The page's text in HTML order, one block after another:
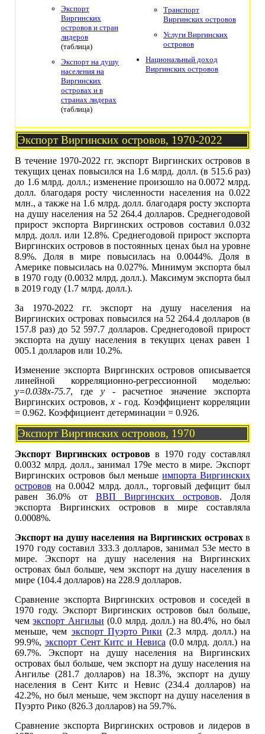
Экспорт
Виргинских
островов и стран
лидеров
(таблица)
Экспорт на душу
населения на
Виргинских
островах и в
странах лидерах
(таблица)
Транспорт
Виргинских островов
Услуги Виргинских
островов
Национальный доход
Виргинских островов
Экспорт Виргинских островов, 1970-2022
В течение 1970-2022 гг. экспорт Виргинских островов в
текущих ценах повысился на 1.6 млрд. долл. (в 515.6 раз)
до 1.6 млрд. долл.; изменение произошло на 0.0072 млрд.
долл. благодаря росту численности населения на 0.022
млн., а также на 1.6 млрд. долл. благодаря росту экспорта
на душу населения на 52 264.4 долларов. Среднегодовой
прирост экспорта Виргинских островов составил 0.032
млрд. долл. или 12.8%. Среднегодовой прирост экспорта
Виргинских островов в постоянных ценах был на уровне
8.9%. Доля в мире повысилась на 0.0044%. Доля в
Америке повысилась на 0.027%. Минимум экспорта был
в 1970 году (0.0032 млрд. долл.). Максимум экспорта был
в 2019 году (1.7 млрд. долл.).
За 1970-2022 гг. экспорт на душу населения на
Виргинских островах повысился на 52 264.4 долларов (в
157.8 раз) до 52 597.7 долларов. Среднегодовой прирост
экспорта на душу населения в текущих ценах равен 1
005.1 долларов или 10.2%.
Изменение экспорта Виргинских островов описывается
линейной корреляционно-регрессионной моделью:
y=0.038x-75.7, где y- расчетное значение экспорта
Виргинских островов, x - год. Коэффициент корреляции
= 0.962. Коэффициент детерминации = 0.926.
Экспорт Виргинских островов, 1970
Экспорт Виргинских островов в 1970 году составлял
0.0032 млрд. долл., занимал 179е место в мире. Экспорт
Виргинских островов был меньшеимпорта Виргинских
островов на 0.0042 млрд. долл., торговый дефицит был
равен 36.0% от ВВП Виргинских островов. Доля
экспорта Виргинских островов в мире составляла
0.0008%.
Экспорт на душу населения на Виргинских островахв
1970 году составил 333.3 долларов, занимал 53е место в
мире. Экспорт на душу населения на Виргинских
островах был больше, чем экспорт на душу населения в
мире (104.4 долларов) на 228.9 долларов.
Сравнение экспорта Виргинских островов и соседей в
1970 году. Экспорт Виргинских островов был больше,
чемэкспорт Ангильи (0.0 млрд. долл.) на 80.4%, но был
меньше, чем экспорт Пуэрто Рики (2.3 млрд. долл.) на
99.9%, экспорт Сент Китс и Невиса (0.0 млрд. долл.) на
69.7%. Экспорт на душу населения на Виргинских
островах был больше, чем экспорт на душу населения на
Ангилье (281.7 долларов) на 18.3%, экспорт на душу
населения в Сент Китс и Невис (234.4 долларов) на
42.2%, но был меньше, чем экспорт на душу населения в
Пуэрто Рико (826.3 долларов) на 59.7%.
Сравнение экспорта Виргинских островов и лидеров в